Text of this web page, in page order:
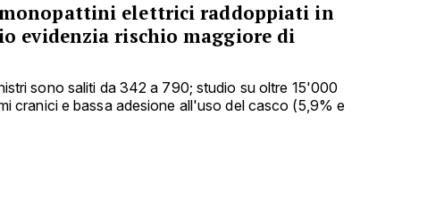
elettrici raddoppiati in
evidenzia rischio maggiore di
sono saliti da 342 a 790; studio su oltre 15'000
cranici e bassa adesione all'uso del casco (5,9% e